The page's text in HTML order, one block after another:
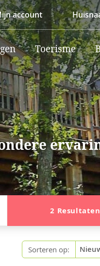
account
Toerisme
2 Resultaten
Sorteren op: